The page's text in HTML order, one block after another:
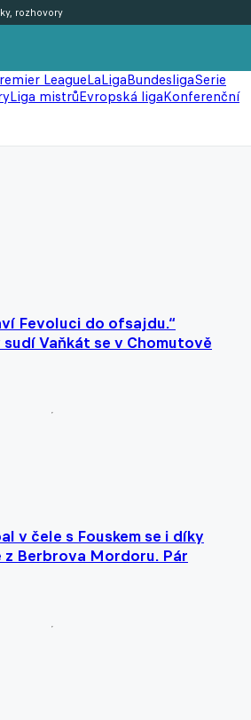
LeagueLaLigaBundesligaSerie
Liga mistrůEvropská ligaKonferenční
rozhovory
Fevoluci do ofsajdu.“
Vaňkát se v Chomutově
v čele s Fouskem se i díky
Berbrova Mordoru. Pár